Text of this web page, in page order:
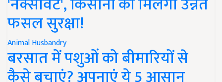
फसल सुरक्षा!
Animal Husbandry
बरसात में पशुओं को बीमारियों से